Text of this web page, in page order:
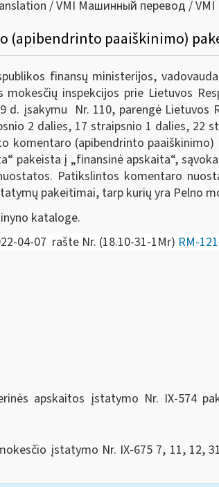
/ VMI Машинный перевод /
(apibendrinto paaiškinimo)
finansų ministerijos,
inspekcijos prie Lietuvos
d. įsakymu Nr. 110, parengė
2 dalies, 17 straipsnio 1 dalies, 22
komentaro (apibendrinto
pakeista į „finansinė apskaita“,
Patikslintos komentaro
pakeitimai, tarp kurių yra Pelno
kataloge.
04-07 rašte Nr. (18.10-31-1Mr) RM-
apskaitos įstatymo Nr. IX-574
įstatymo Nr. IX-675 7, 11, 12,